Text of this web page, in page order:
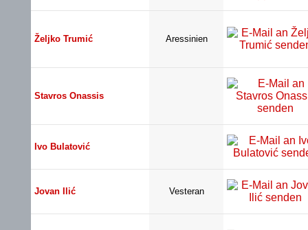
Željko Trumić Aressinien
Stavros Onassis
Ivo Bulatović
Jovan Ilić Vesteran